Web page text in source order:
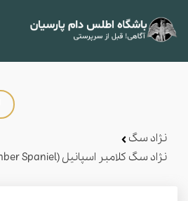
نژاد سگ
نژاد سگ کلامبر اسپانیل (Clumber Spaniel) عکس و ویدیو